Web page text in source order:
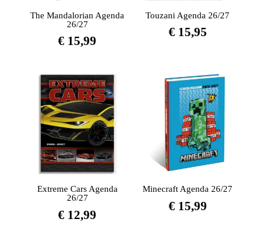
The Mandalorian Agenda
26/27
€ 15,99
Touzani Agenda 26/27
€15,95
Extreme Cars Agenda
26/27
€ 12,99
Minecraft Agenda 26/27
€15,99